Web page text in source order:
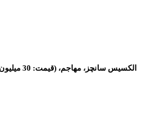
الکسیس سانچز، مهاجم، (قیمت: 30 میلیون یورو)